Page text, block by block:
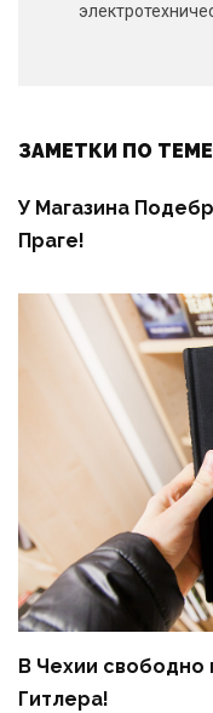
ЗАМЕТКИ ПО ТЕМЕ
У Магазина
Праге!
В Чехии свободно
Гитлера!